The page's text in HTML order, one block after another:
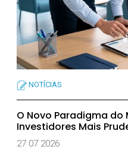
NOTÍCIAS
O Novo Paradigma do
Investidores Mais
27 07 2026